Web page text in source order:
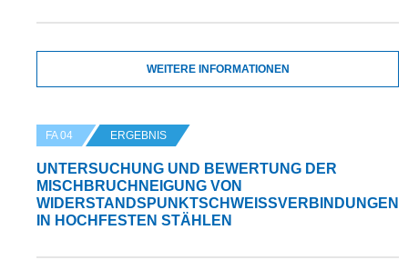
WEITERE INFORMATIONEN
FA 04 ERGEBNIS
UNTERSUCHUNG UND BEWERTUNG DER
MISCHBRUCHNEIGUNG VON
WIDERSTANDSPUNKTSCHWEISSVERBINDUNGEN I
N HOCHFESTEN STÄHLEN